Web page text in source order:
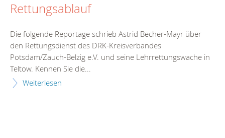
Rettungsablauf
Die folgende Reportage schrieb Astrid Becher-Mayr über
den Rettungsdienst des DRK-Kreisverbandes
Potsdam/Zauch-Belzig e.V. und seine Lehrrettungswache in
Teltow. Kennen Sie die...
Weiterlesen